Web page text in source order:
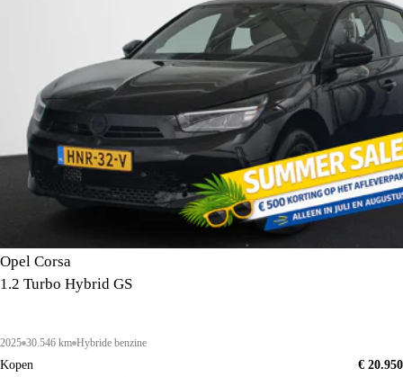
Opel Corsa
1.2 Turbo Hybrid GS
2025 30.546 km Hybride benzine
Kopen
€ 20.950